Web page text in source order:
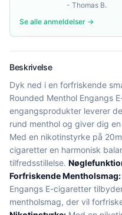
- Thomas B.
Se alle anmeldelser →
Beskrivelse
Dyk ned i en forfriskende
Rounded Menthol Engangs
engangsprodukter leverer
rund menthol og giver dig
Med en nikotinstyrke på
cigaretter en harmonisk
tilfredsstillelse.
Forfriskende Mentholsmag:
Engangs E-cigaretter
mentholsmag, der vil